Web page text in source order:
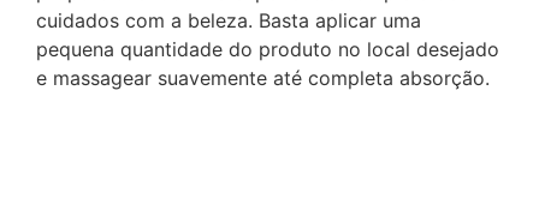
cuidados com a beleza. Basta aplicar uma
pequena quantidade do produto no local desejado
e massagear suavemente até completa absorção.